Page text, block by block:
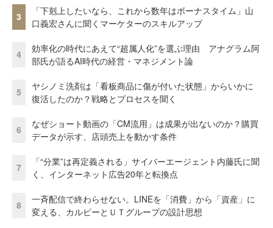
3
「下剋上したいなら、これから数年はボーナスタイム」山
口義宏さんに聞くマーケターのスキルアップ
4
効率化の時代にあえて“超属人化”を選ぶ理由 アナグラム阿
部氏が語るAI時代の経営・マネジメント論
5
ヤシノミ洗剤は「看板商品に傷が付いた状態」からいかに
復活したのか？戦略とプロセスを聞く
6
なぜショート動画の「CM流用」は成果が出ないのか？購買
データが示す、店頭売上を動かす条件
7
「“分業”は再定義される」サイバーエージェント内藤氏に聞
く、インターネット広告20年と転換点
8
一斉配信で終わらせない。LINEを「消費」から「資産」に
変える、カルビーとＵＴグループの設計思想